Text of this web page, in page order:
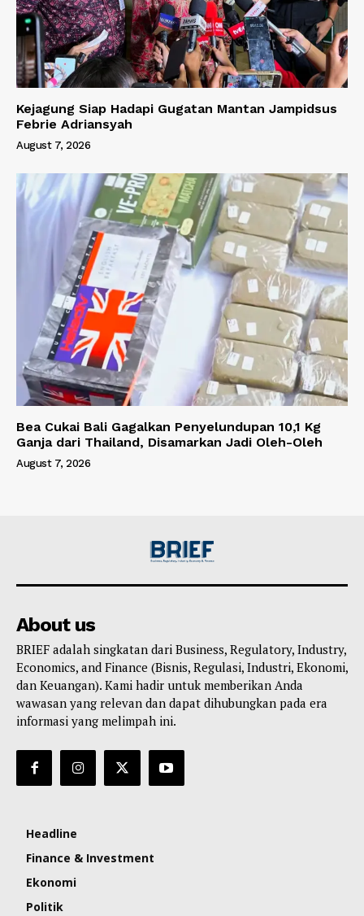
Kejagung Siap Hadapi Gugatan Mantan Jampidsus
Febrie Adriansyah
August 7, 2026
Bea Cukai Bali Gagalkan Penyelundupan 10,1 Kg
Ganja dari Thailand, Disamarkan Jadi Oleh-Oleh
August 7, 2026
About us
BRIEF adalah singkatan dari Business, Regulatory, Industry,
Economics, and Finance (Bisnis, Regulasi, Industri, Ekonomi,
dan Keuangan). Kami hadir untuk memberikan Anda
wawasan yang relevan dan dapat dihubungkan pada era
informasi yang melimpah ini.
Headline
Finance & Investment
Ekonomi
Politik